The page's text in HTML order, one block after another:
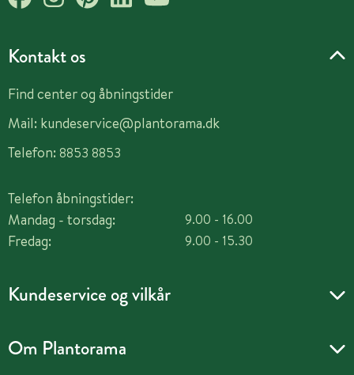
Kontakt os
Find center og åbningstider
Mail: kundeservice@plantorama.dk
Telefon: 8853 8853
Telefon åbningstider:
Mandag - torsdag:
Fredag:
9.00 - 16.00
9.00 - 15.30
Kundeservice og vilkår
Om Plantorama